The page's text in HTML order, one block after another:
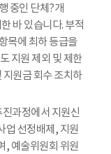
중인 단체?개
바 있습니다. 부적
목에 최하 등급을
지원 제외 및 제한
지원금 회수 조치하
과정에서 지원신
업 선정배제, 지원
, 예술위원회 위원